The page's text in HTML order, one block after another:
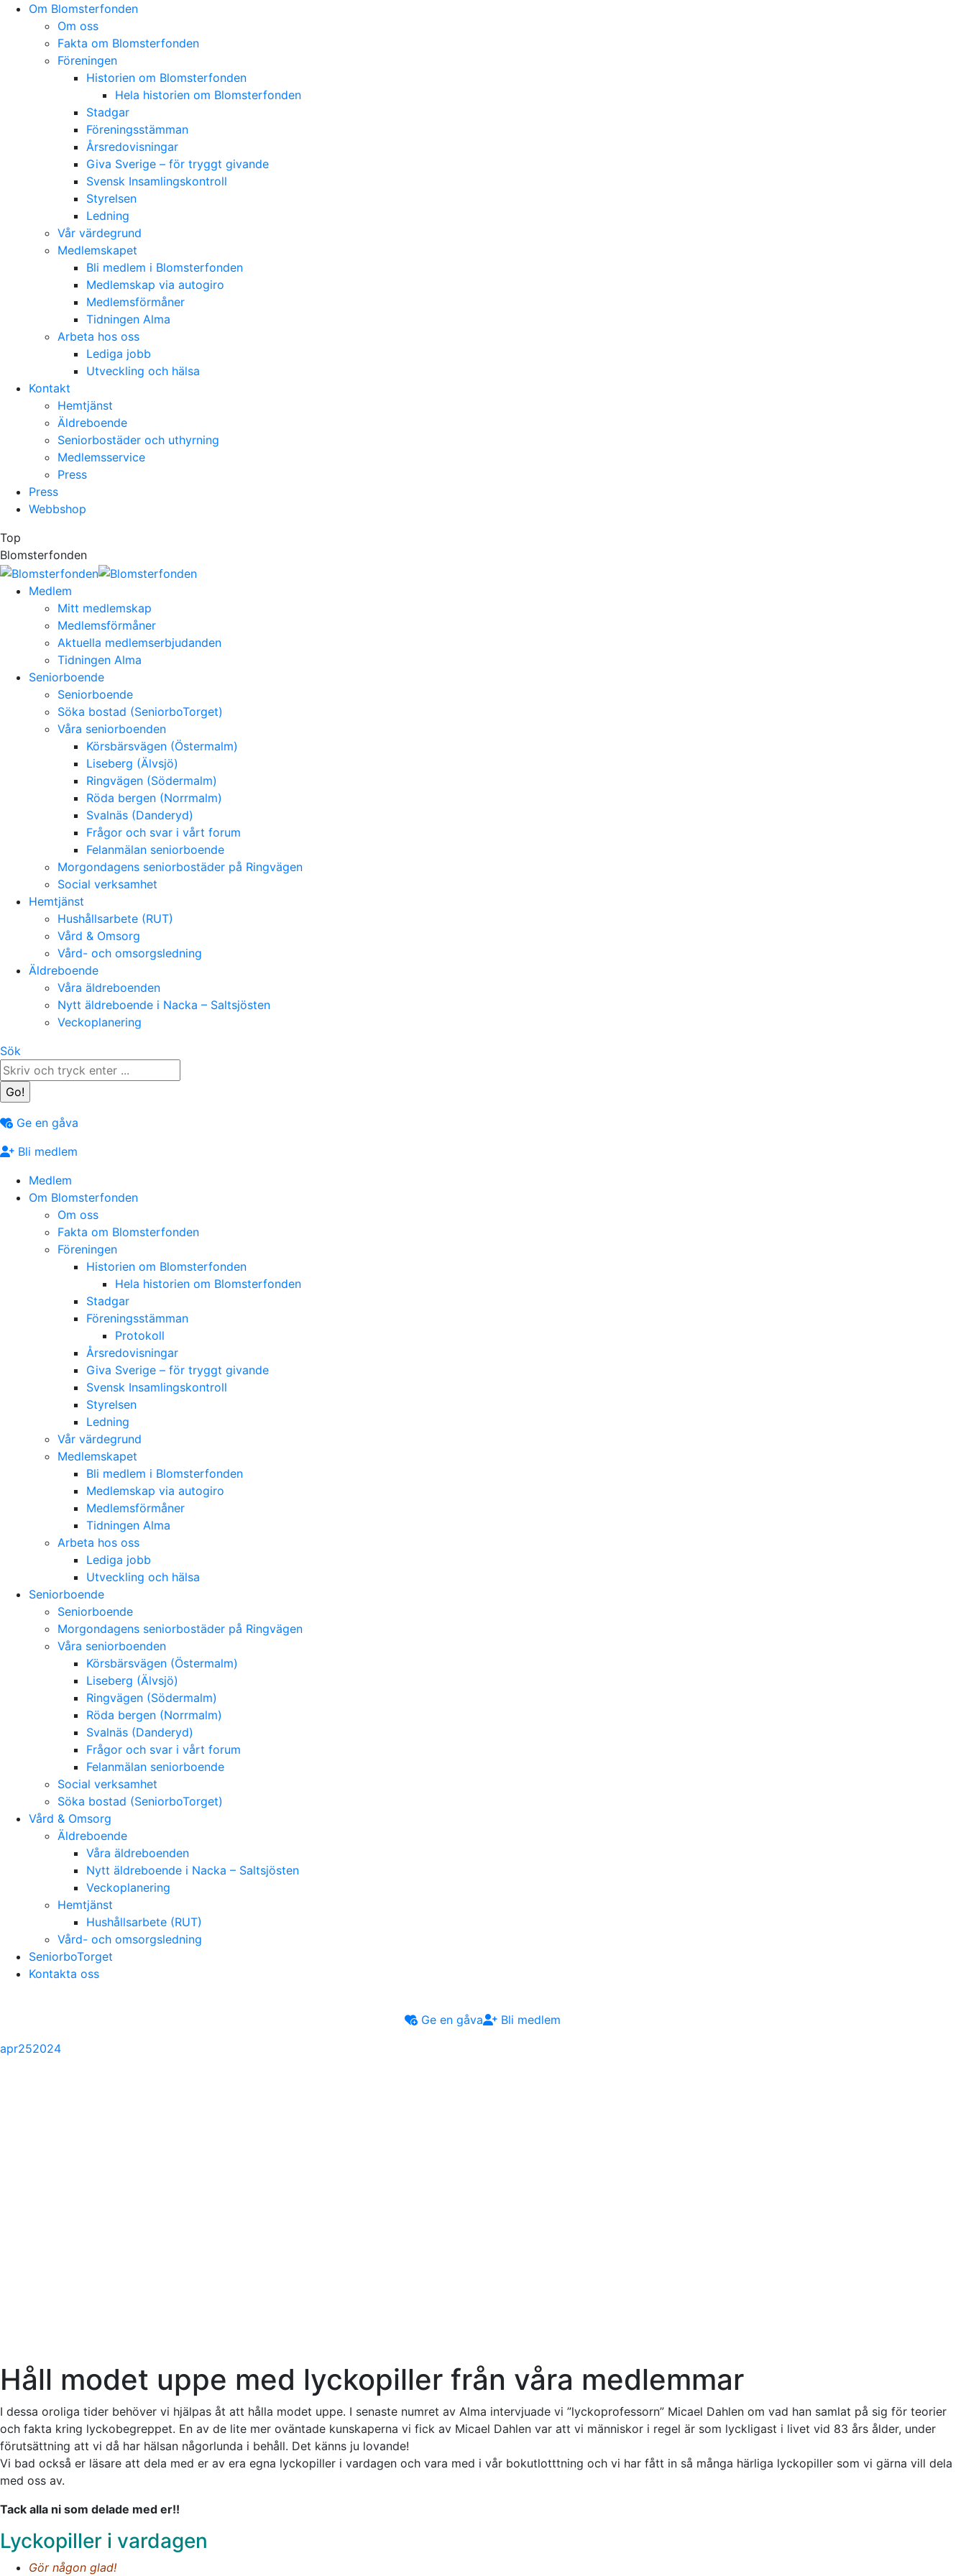
Skip
Om Blomsterfonden
Om oss
Fakta om Blomsterfonden
Föreningen
Historien om Blomsterfonden
Hela historien om Blomsterfonden
Stadgar
Föreningsstämman
Årsredovisningar
Giva Sverige – för tryggt givande
Svensk Insamlingskontroll
Styrelsen
Ledning
Vår värdegrund
Medlemskapet
Bli medlem i Blomsterfonden
Medlemskap via autogiro
Medlemsförmåner
Tidningen Alma
Arbeta hos oss
Lediga jobb
Utveckling och hälsa
Kontakt
Hemtjänst
Äldreboende
Seniorbostäder och uthyrning
Medlemsservice
Press
Press
Webbshop
Top
Blomsterfonden
Medlem
Mitt medlemskap
Medlemsförmåner
Aktuella medlemserbjudanden
Tidningen Alma
Seniorboende
Seniorboende
Söka bostad (SeniorboTorget)
Våra seniorboenden
Körsbärsvägen (Östermalm)
Liseberg (Älvsjö)
Ringvägen (Södermalm)
Röda bergen (Norrmalm)
Svalnäs (Danderyd)
Frågor och svar i vårt forum
Felanmälan seniorboende
Morgondagens seniorbostäder på Ringvägen
Social verksamhet
Hemtjänst
Hushållsarbete (RUT)
Vård & Omsorg
Vård- och omsorgsledning
Äldreboende
Våra äldreboenden
Nytt äldreboende i Nacka – Saltsjösten
Veckoplanering
Search:
Sök
Ge en gåva
Bli medlem
Medlem
Om Blomsterfonden
Om oss
Fakta om Blomsterfonden
Föreningen
Historien om Blomsterfonden
Hela historien om Blomsterfonden
Stadgar
Föreningsstämman
Protokoll
Årsredovisningar
Giva Sverige – för tryggt givande
Svensk Insamlingskontroll
Styrelsen
Ledning
Vår värdegrund
Medlemskapet
Bli medlem i Blomsterfonden
Medlemskap via autogiro
Medlemsförmåner
Tidningen Alma
Arbeta hos oss
Lediga jobb
Utveckling och hälsa
Seniorboende
Seniorboende
Morgondagens seniorbostäder på Ringvägen
Våra seniorboenden
Körsbärsvägen (Östermalm)
Liseberg (Älvsjö)
Ringvägen (Södermalm)
Röda bergen (Norrmalm)
Svalnäs (Danderyd)
Frågor och svar i vårt forum
Felanmälan seniorboende
Social verksamhet
Söka bostad (SeniorboTorget)
Vård & Omsorg
Äldreboende
Våra äldreboenden
Nytt äldreboende i Nacka – Saltsjösten
Veckoplanering
Hemtjänst
Hushållsarbete (RUT)
Vård- och omsorgsledning
SeniorboTorget
Kontakta oss
Ge en gåva
Bli medlem
apr252024
Håll modet uppe med lyckopiller från våra medlemmar
I dessa oroliga tider behöver vi hjälpas åt att hålla modet uppe. I senaste numret av Alma intervjuade vi ”lyckoprofessorn” Micael Dahlen om vad han samlat på sig för teorier
och fakta kring lyckobegreppet. En av de lite mer oväntade kunskaperna vi fick av Micael Dahlen var att vi människor i regel är som lyckligast i livet vid 83 års ålder, under
förutsättning att vi då har hälsan någorlunda i behåll. Det känns ju lovande!
Vi bad också er läsare att dela med er av era egna lyckopiller i vardagen och vara med i vår bokutlotttning och vi har fått in så många härliga lyckopiller som vi gärna vill dela
med oss av.
Tack alla ni som delade med er!!
Lyckopiller i vardagen
Gör någon glad!